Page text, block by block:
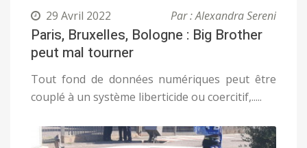
29 Avril 2022 Par : Alexandra Sereni
Paris, Bruxelles, Bologne : Big Brother
peut mal tourner
Tout fond de données numériques peut être
couplé à un système liberticide ou coercitif,.....